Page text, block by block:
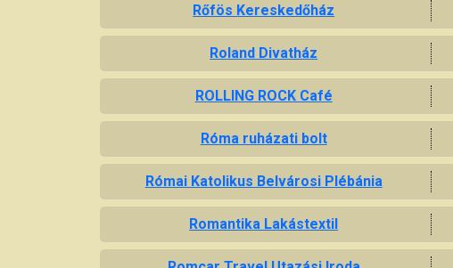
Rőfös Kereskedőház
Roland Divatház
ROLLING ROCK Café
Róma ruházati bolt
Római Katolikus Belvárosi Plébánia
Romantika Lakástextil